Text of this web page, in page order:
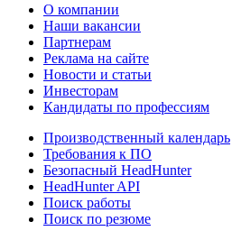
О компании
Наши вакансии
Партнерам
Реклама на сайте
Новости и статьи
Инвесторам
Кандидаты по профессиям
Производственный календарь
Требования к ПО
Безопасный HeadHunter
HeadHunter API
Поиск работы
Поиск по резюме